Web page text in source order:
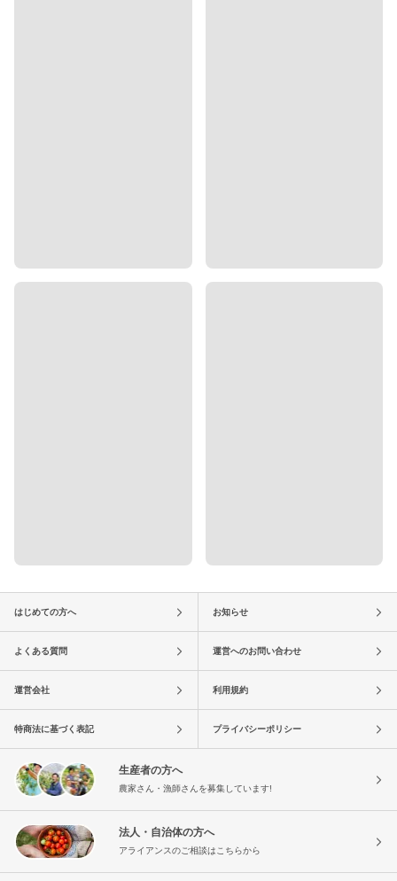
はじめての方へ お知らせ
よくある質問 運営へのお問い合わせ
運営会社 利用規約
特商法に基づく表記 プライバシーポリシー
生産者の方へ
農家さん・漁師さんを募集しています!
法人・自治体の方へ
アライアンスのご相談はこちらから